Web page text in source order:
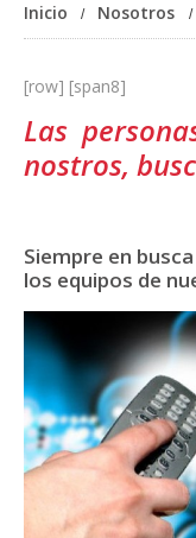
Inicio Nosotros
[row] [span8]
Las
nostros,
Siempre en
los equipos de